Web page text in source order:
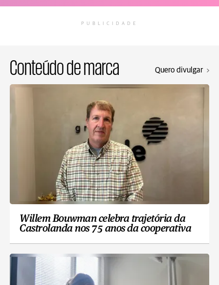
PUBLICIDADE
Conteúdo de marca Quero divulgar
Willem Bouwman celebra trajetória da
Castrolanda nos 75 anos da cooperativa